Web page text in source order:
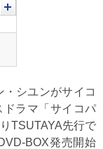
・シユンがサイコ
ラマ「サイコパ
TSUTAYA先行で
BOX発売開始